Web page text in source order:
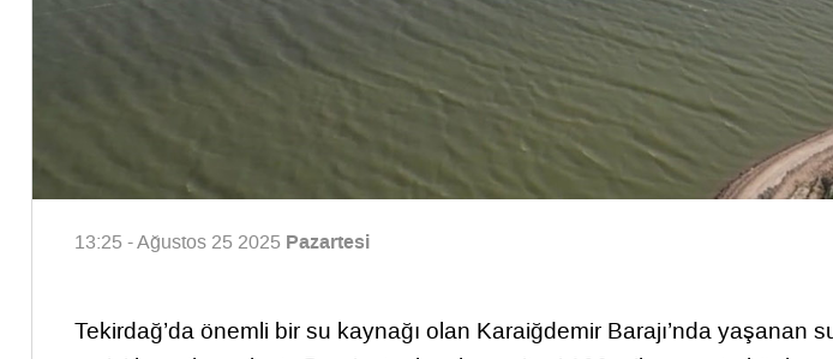
13:25 - Ağustos 25 2025 Pazartesi
Tekirdağ’da önemli bir su kaynağı olan Karaiğdemir Barajı’nda yaşanan